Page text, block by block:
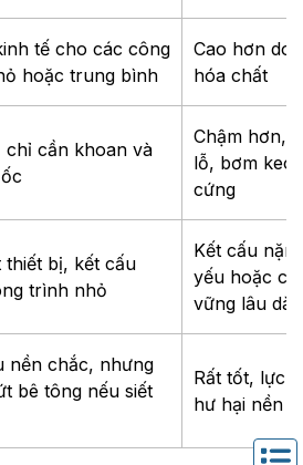
tế cho các công
hoặc trung bình
Cao hơn do
hóa chất
chỉ cần khoan và
Chậm hơn,
lỗ, bơm keo
cứng
thiết bị, kết cấu
trình nhỏ
Kết cấu
yếu hoặc
vững lâu dài
nền chắc, nhưng
bê tông nếu siết
Rất tốt, lực
hư hại nền